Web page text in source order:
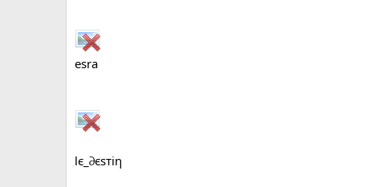
esra
lє_∂єѕтiη